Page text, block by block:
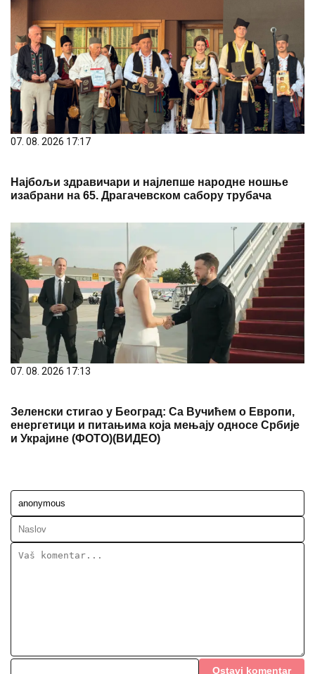
07. 08. 2026 17:17
Најбољи здравичари и најлепше народне ношње
изабрани на 65. Драгачевском сабору трубача
07. 08. 2026 17:13
Зеленски стигао у Београд: Са Вучићем о Европи,
енергетици и питањима која мењају односе Србије
и Украјине (ФОТО)(ВИДЕО)